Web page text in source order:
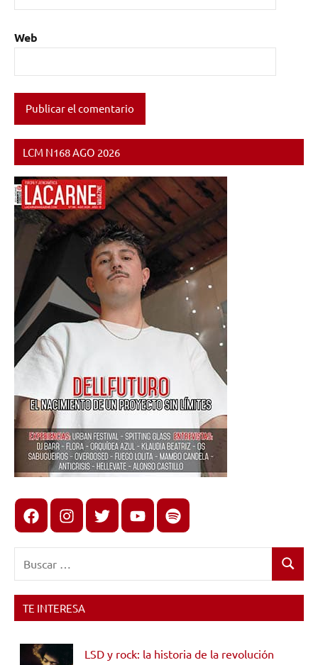
Web
LCM N168 AGO 2026
FacebookInstagram
X youtubespotify
Buscar
TE INTERESA
LSD y rock: la historia de la revolución